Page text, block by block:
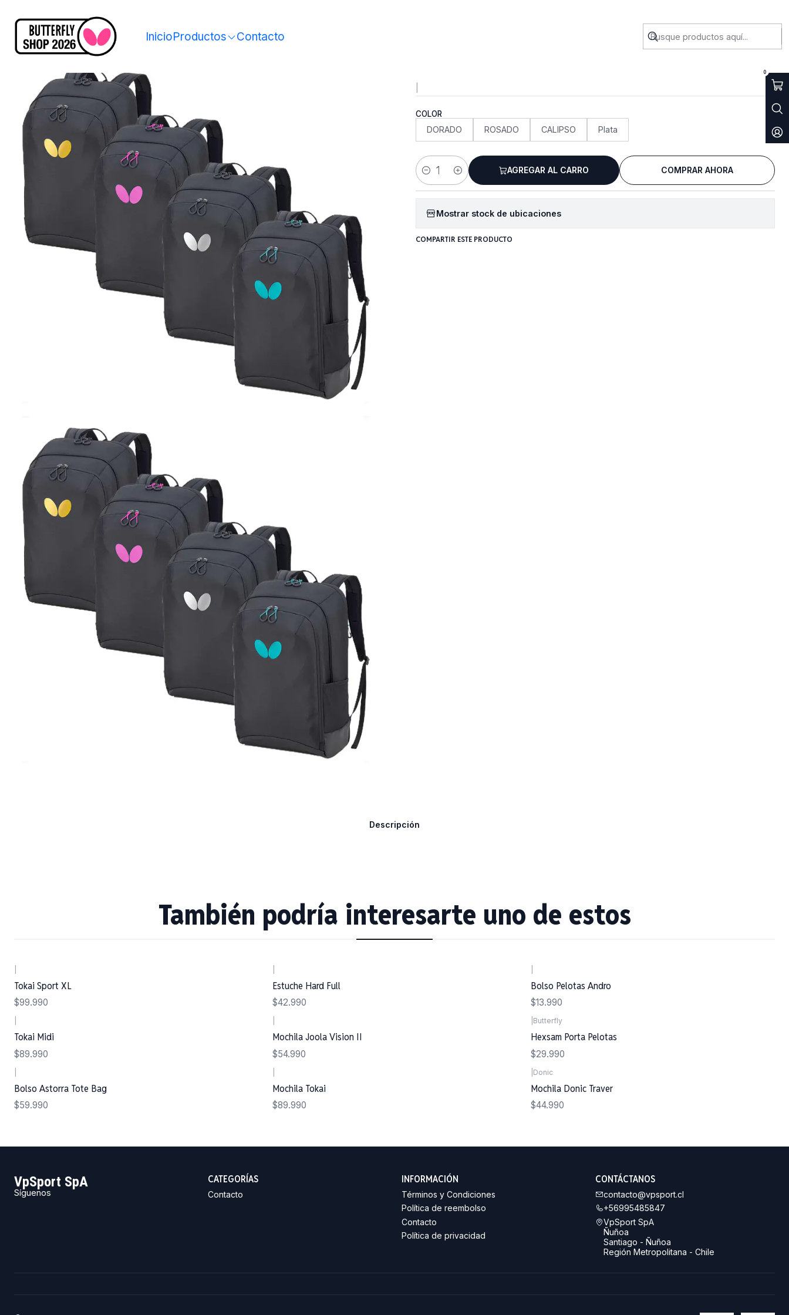
InicioProductos Contacto
0
COLOR
DORADO ROSADO CALIPSO Plata
Cantidad
AGREGAR AL CARRO COMPRAR AHORA
Mostrar stock de ubicaciones
COMPARTIR ESTE PRODUCTO
Descripción
También podría interesarte uno de estos
Tokai Sport XL
$99.990
Estuche Hard Full
$42.990
Bolso Pelotas Andro
$13.990
Tokai Midi
$89.990
Mochila Joola Vision II
$54.990
Butterfly
Hexsam Porta Pelotas
$29.990
Bolso Astorra Tote Bag
$59.990
Mochila Tokai
$89.990
Donic
Mochila Donic Traver
$44.990
VpSport SpA
Síguenos
CATEGORÍAS
Contacto
INFORMACIÓN
Términos y Condiciones
Política de reembolso
Contacto
Política de privacidad
CONTÁCTANOS
contacto@vpsport.cl
+56995485847
VpSport SpA
Ñuñoa
Santiago - Ñuñoa
Región Metropolitana - Chile